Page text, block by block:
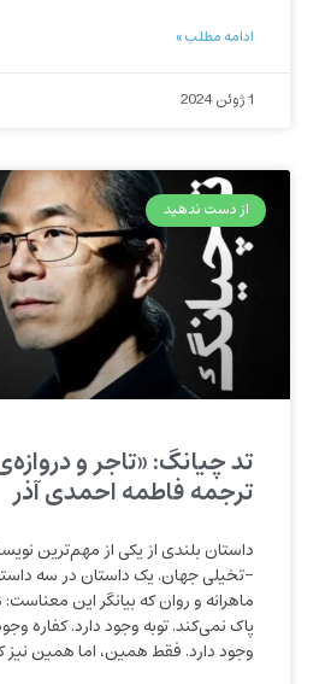
ادامه مطلب »
1 ژوئن 2024
از دست ندهید
تد چیانگ: «تاجر و
ترجمه فاطمه احمدی آذر
داستان بلندی از یکی از مهم‌ترین
-تخیلی جهان. یک داستان در سه
ماهرانه و روان که بیانگر این
پاک نمی‌کند. توبه وجود دارد. کفاره
وجود دارد. فقط همین، اما همین